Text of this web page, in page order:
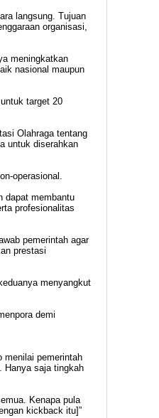
langsung. Tujuan
organisasi,
meningkatkan
nasional maupun
target 20
Olahraga tentang
untuk diserahkan
operasional.
dapat membantu
profesionalitas
pemerintah agar
prestasi
menyangkut
demi
menilai pemerintah
Hanya saja tingkah
Kenapa pula
kickback itu]”